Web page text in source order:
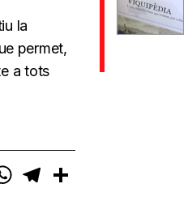
la
permet,
a tots
WhatsAppTelegram